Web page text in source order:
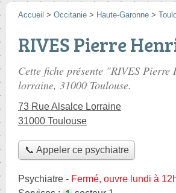
Accueil > Occitanie > Haute-Garonne >
RIVES Pierre
Cette fiche présente "RIVES
lorraine, 31000 Toulouse.
73 Rue Alsalce Lorraine
31000 Toulouse
📞 Appeler ce psychiatre
Psychiatre - Fermé, ouvre lundi à